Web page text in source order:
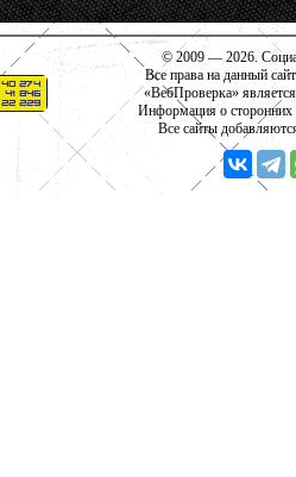
© 2009 — 2026.
Все права на данный
«ВебПроверка»
Информация о сторонних
Все сайты